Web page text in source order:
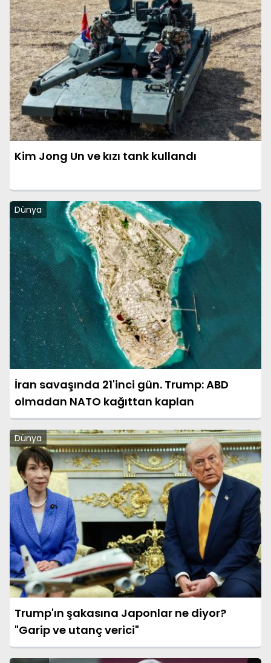
Kim Jong Un ve kızı tank kullandı
Dünya
İran savaşında 21'inci gün. Trump: ABD
olmadan NATO kağıttan kaplan
Dünya
Trump'ın şakasına Japonlar ne diyor?
"Garip ve utanç verici"